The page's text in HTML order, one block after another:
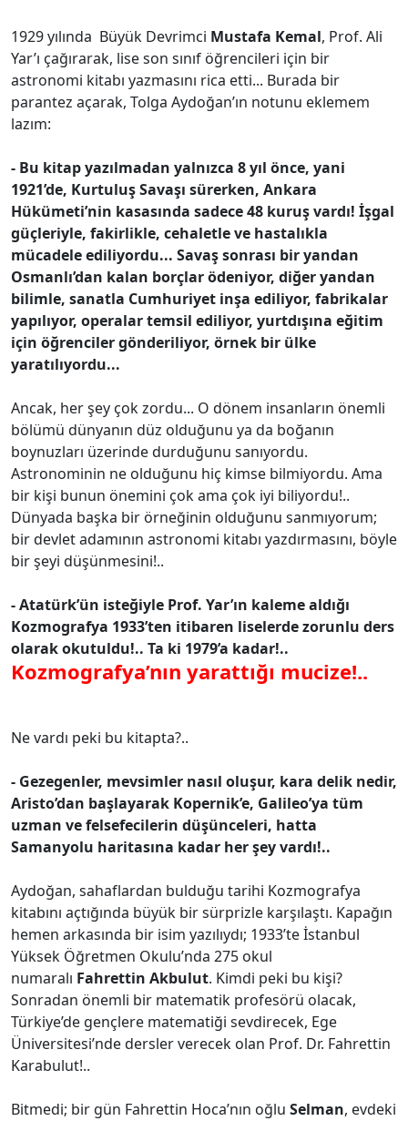
1929 yılında Büyük Devrimci Mustafa Kemal, Prof. Ali
Yar’ı çağırarak, lise son sınıf öğrencileri için bir
astronomi kitabı yazmasını rica etti... Burada bir
parantez açarak, Tolga Aydoğan’ın notunu eklemem
lazım:
- Bu kitap yazılmadan yalnızca 8 yıl önce, yani
1921’de, Kurtuluş Savaşı sürerken, Ankara
Hükümeti’nin kasasında sadece 48 kuruş vardı! İşgal
güçleriyle, fakirlikle, cehaletle ve hastalıkla
mücadele ediliyordu... Savaş sonrası bir yandan
Osmanlı’dan kalan borçlar ödeniyor, diğer yandan
bilimle, sanatla Cumhuriyet inşa ediliyor, fabrikalar
yapılıyor, operalar temsil ediliyor, yurtdışına eğitim
için öğrenciler gönderiliyor, örnek bir ülke
yaratılıyordu...
Ancak, her şey çok zordu... O dönem insanların önemli
bölümü dünyanın düz olduğunu ya da boğanın
boynuzları üzerinde durduğunu sanıyordu.
Astronominin ne olduğunu hiç kimse bilmiyordu. Ama
bir kişi bunun önemini çok ama çok iyi biliyordu!..
Dünyada başka bir örneğinin olduğunu sanmıyorum;
bir devlet adamının astronomi kitabı yazdırmasını, böyle
bir şeyi düşünmesini!..
- Atatürk’ün isteğiyle Prof. Yar’ın kaleme aldığı
Kozmografya 1933’ten itibaren liselerde zorunlu ders
olarak okutuldu!.. Ta ki 1979’a kadar!..
Kozmografya’nın yarattığı mucize!..
Ne vardı peki bu kitapta?..
- Gezegenler, mevsimler nasıl oluşur, kara delik nedir,
Aristo’dan başlayarak Kopernik’e, Galileo’ya tüm
uzman ve felsefecilerin düşünceleri, hatta
Samanyolu haritasına kadar her şey vardı!..
Aydoğan, sahaflardan bulduğu tarihi Kozmografya
kitabını açtığında büyük bir sürprizle karşılaştı. Kapağın
hemen arkasında bir isim yazılıydı; 1933’te İstanbul
Yüksek Öğretmen Okulu’nda 275 okul
numaralı Fahrettin Akbulut. Kimdi peki bu kişi?
Sonradan önemli bir matematik profesörü olacak,
Türkiye’de gençlere matematiği sevdirecek, Ege
Üniversitesi’nde dersler verecek olan Prof. Dr. Fahrettin
Karabulut!..
Bitmedi; bir gün Fahrettin Hoca’nın oğlu Selman, evdeki